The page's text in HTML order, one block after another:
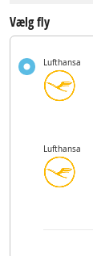
Vælg fly
Lufthansa
Lufthansa